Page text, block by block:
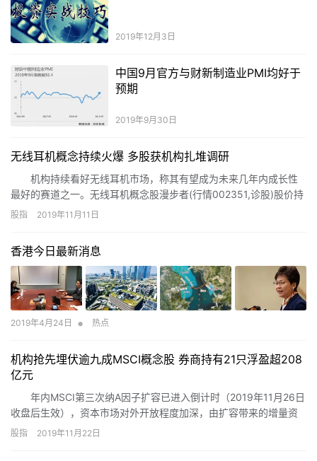
2019年12月3日
中国9月官方与财新制造业PMI均好于
预期
2019年9月30日
无线耳机概念持续火爆 多股获机构扎堆调研
机构持续看好无线耳机市场，称其有望成为未来几年内成长性
最好的赛道之一。无线耳机概念股漫步者(行情002351,诊股)股价持
续大涨，近3个月累计涨幅翻倍。昨日，无线耳机概念股再次逆势大
一度涨停，收盘均涨超5%。
股指 2019年11月11日
香港今日最新消息
2019年4月24日 • 热点
机构抢先埋伏逾九成MSCI概念股 券商持有21只浮盈超208
亿元
年内MSCI第三次纳A因子扩容已进入倒计时（2019年11月26日
收盘后生效），资本市场对外开放程度加深，由扩容带来的增量资
金规模也在进一步提高。
股指 2019年11月22日